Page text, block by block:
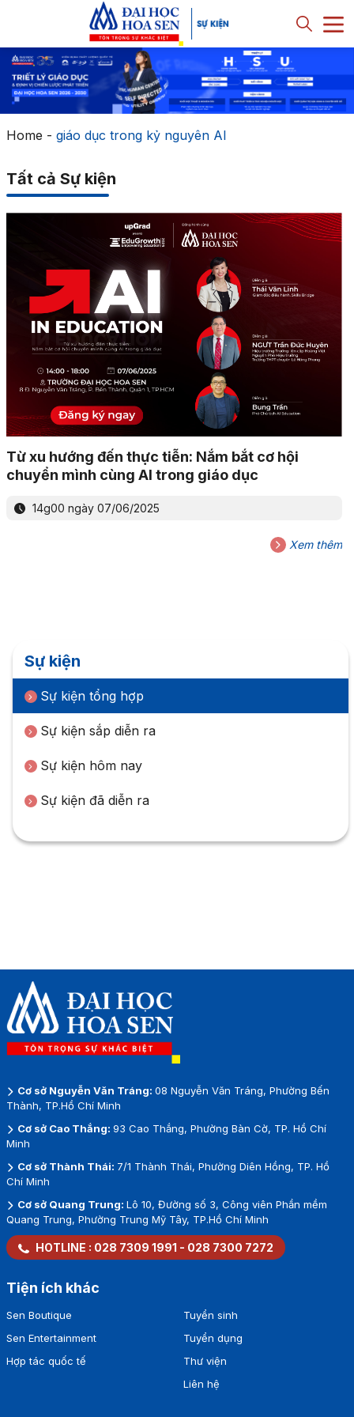
Home - giáo dục trong kỷ nguyên AI
Tất cả Sự kiện
Từ xu hướng đến thực tiễn: Nắm bắt cơ hội
chuyển mình cùng AI trong giáo dục
14g00 ngày 07/06/2025
Xem thêm
Sự kiện
Sự kiện tổng hợp
Sự kiện sắp diễn ra
Sự kiện hôm nay
Sự kiện đã diễn ra
Cơ sở Nguyễn Văn Tráng: 08 Nguyễn Văn Tráng, Phường Bến
Thành, TP.Hồ Chí Minh
Cơ sở Cao Thắng: 93 Cao Thắng, Phường Bàn Cờ, TP. Hồ Chí
Minh
Cơ sở Thành Thái: 7/1 Thành Thái, Phường Diên Hồng, TP. Hồ
Chí Minh
Cơ sở Quang Trung: Lô 10, Đường số 3, Công viên Phần mềm
Quang Trung, Phường Trung Mỹ Tây, TP.Hồ Chí Minh
HOTLINE : 028 7309 1991 - 028 7300 7272
Tiện ích khác
Sen Boutique
Sen Entertainment
Hợp tác quốc tế
Tuyển sinh
Tuyển dụng
Thư viện
Liên hệ